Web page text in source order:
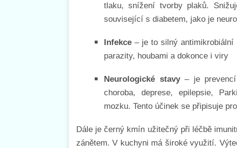
tlaku, snížení tvorby plaků.
související s diabetem, jako je
Infekce – je to silný
parazity, houbami a dokonce i viry
Neurologické stavy– je prevencí
choroba, deprese, epilepsie,
mozku. Tento účinek se připisuje
Dále je černý kmín užitečný při léčbě
zánětem. V kuchyni má široké využití.